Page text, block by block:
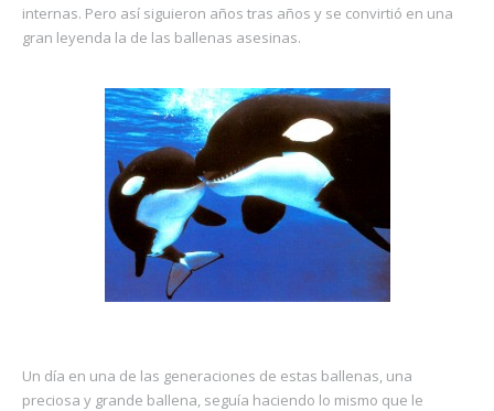
internas. Pero así siguieron años tras años y se convirtió en una
gran leyenda la de las ballenas asesinas.
Un día en una de las generaciones de estas ballenas, una
preciosa y grande ballena, seguía haciendo lo mismo que le